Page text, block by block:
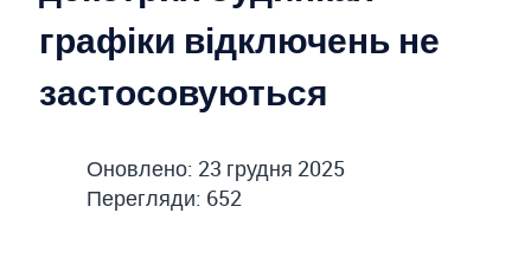
графіки відключень не
застосовуються
Оновлено: 23 грудня 2025
Перегляди: 652